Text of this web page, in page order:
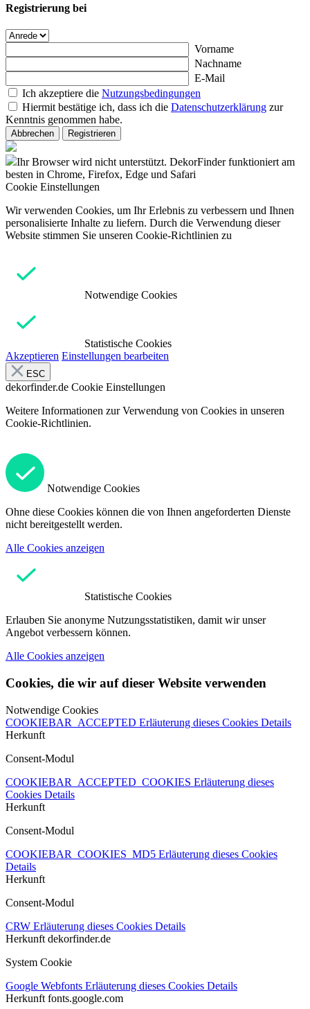
Registrierung bei
Vorname
Nachname
E-Mail
Ich akzeptiere die Nutzungsbedingungen
Hiermit bestätige ich, dass ich die Datenschutzerklärung zur
Kenntnis genommen habe.
Abbrechen Registrieren
Ihr Browser wird nicht unterstützt. DekorFinder funktioniert am
besten in Chrome, Firefox, Edge und Safari
Cookie Einstellungen
Wir verwenden Cookies, um Ihr Erlebnis zu verbessern und Ihnen
personalisierte Inhalte zu liefern. Durch die Verwendung dieser
Website stimmen Sie unseren Cookie-Richtlinien zu
Notwendige Cookies
Statistische Cookies
Akzeptieren Einstellungen bearbeiten
ESC
dekorfinder.de Cookie Einstellungen
Weitere Informationen zur Verwendung von Cookies in unseren
Cookie-Richtlinien.
Notwendige Cookies
Ohne diese Cookies können die von Ihnen angeforderten Dienste
nicht bereitgestellt werden.
Alle Cookies anzeigen
Statistische Cookies
Erlauben Sie anonyme Nutzungsstatistiken, damit wir unser
Angebot verbessern können.
Alle Cookies anzeigen
Cookies, die wir auf dieser Website verwenden
Notwendige Cookies
COOKIEBAR_ACCEPTED Erläuterung dieses Cookies Details
Herkunft
Consent-Modul
COOKIEBAR_ACCEPTED_COOKIES Erläuterung dieses
Cookies Details
Herkunft
Consent-Modul
COOKIEBAR_COOKIES_MD5 Erläuterung dieses Cookies
Details
Herkunft
Consent-Modul
CRW Erläuterung dieses Cookies Details
Herkunft dekorfinder.de
System Cookie
Google Webfonts Erläuterung dieses Cookies Details
Herkunft fonts.google.com